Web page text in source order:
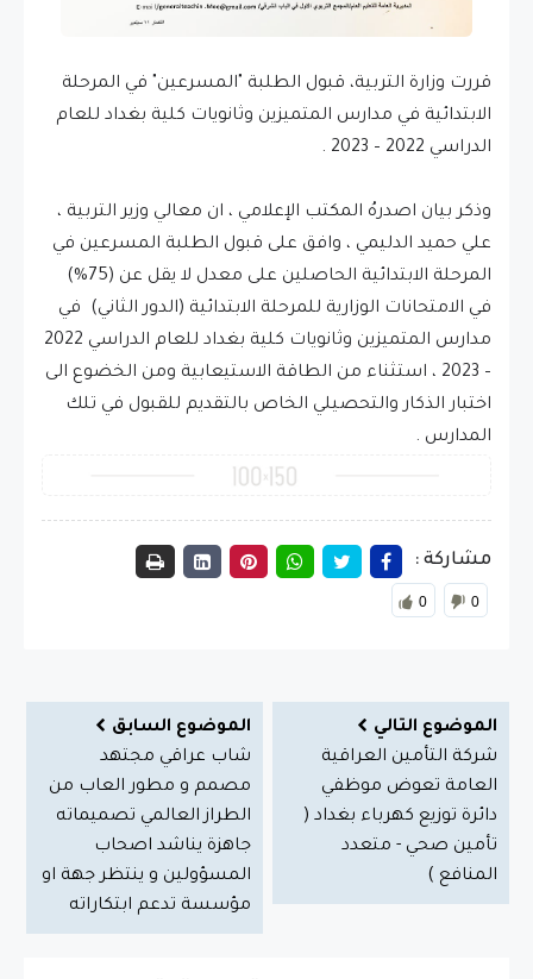
قررت وزارة التربية، قبول الطلبة "المسرعين" في المرحلة
الابتدائية في مدارس المتميزين وثانويات كلية بغداد للعام
الدراسي 2022 – 2023 .
وذكر بيان اصدرهُ المكتب الإعلامي ، ان معالي وزير التربية ،
علي حميد الدليمي ، وافق على قبول الطلبة المسرعين في
المرحلة الابتدائية الحاصلين على معدل لا يقل عن (75%)
في الامتحانات الوزارية للمرحلة الابتدائية (الدور الثاني) في
مدارس المتميزين وثانويات كلية بغداد للعام الدراسي 2022
– 2023 ، استثناء من الطاقة الاستيعابية ومن الخضوع الى
اختبار الذكار والتحصيلي الخاص بالتقديم للقبول في تلك
المدارس .
مشاركة :
0 0
الموضوع التالي
شركة التأمين العراقية
العامة تعوض موظفي
دائرة توزيع كهرباء بغداد (
تأمين صحي - متعدد
المنافع )
الموضوع السابق
شاب عراقي مجتهد
مصمم و مطور العاب من
الطراز العالمي تصميماته
جاهزة يناشد اصحاب
المسؤولين و ينتظر جهة او
مؤسسة تدعم ابتكاراته